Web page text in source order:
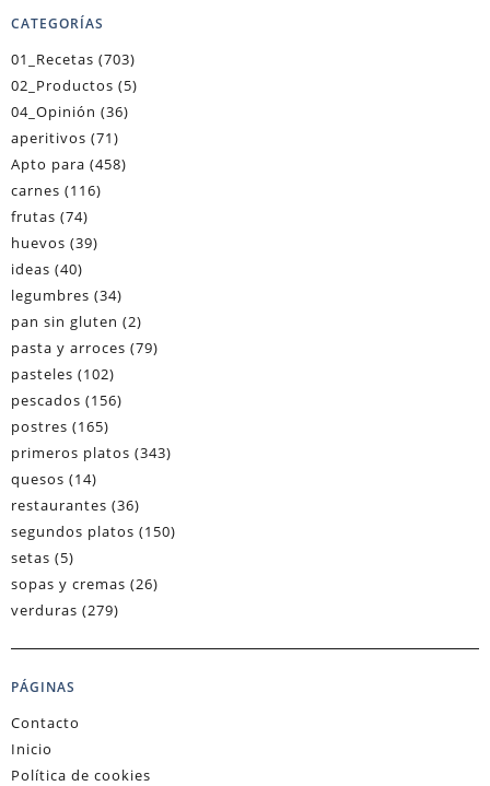
CATEGORÍAS
01_Recetas (703)
02_Productos (5)
04_Opinión (36)
aperitivos (71)
Apto para (458)
carnes (116)
frutas (74)
huevos (39)
ideas (40)
legumbres (34)
pan sin gluten (2)
pasta y arroces (79)
pasteles (102)
pescados (156)
postres (165)
primeros platos (343)
quesos (14)
restaurantes (36)
segundos platos (150)
setas (5)
sopas y cremas (26)
verduras (279)
PÁGINAS
Contacto
Inicio
Política de cookies